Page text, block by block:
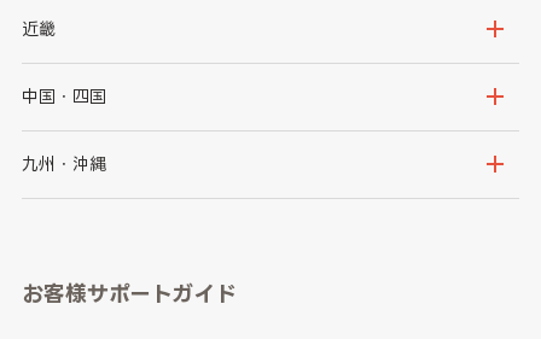
秋田県
群馬県
千葉県
新潟県
石川県
山梨県
愛知県
近畿
大阪府
京都府
和歌山県
中国・四国
鳥取県
山口県
九州・沖縄
長崎県
お客様サポートガイド